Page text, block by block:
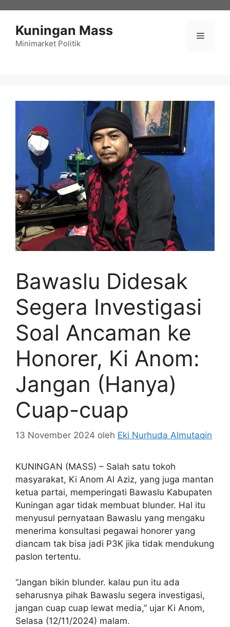
Kuningan Mass
Minimarket Politik
Menu
Bawaslu Didesak
Segera Investigasi
Soal Ancaman ke
Honorer, Ki Anom:
Jangan (Hanya)
Cuap-cuap
13 November 2024 oleh Eki Nurhuda Almutaqin
KUNINGAN (MASS) – Salah satu tokoh
masyarakat, Ki Anom Al Aziz, yang juga mantan
ketua partai, memperingati Bawaslu Kabupaten
Kuningan agar tidak membuat blunder. Hal itu
menyusul pernyataan Bawaslu yang mengaku
menerima konsultasi pegawai honorer yang
diancam tak bisa jadi P3K jika tidak mendukung
paslon tertentu.
“Jangan bikin blunder. kalau pun itu ada
seharusnya pihak Bawaslu segera investigasi,
jangan cuap cuap lewat media,” ujar Ki Anom,
Selasa (12/11/2024) malam.